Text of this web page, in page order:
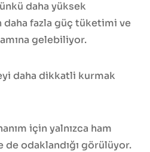
daha yüksek
fazla güç tüketimi ve
gelebiliyor.
daha dikkatli kurmak
için yalnızca ham
odaklandığı görülüyor.